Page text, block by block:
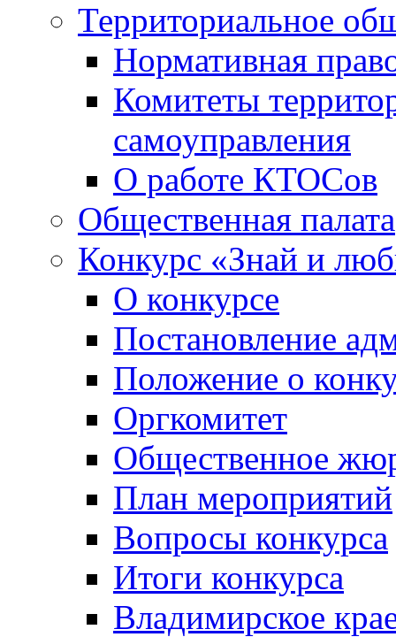
Территориальное
Нормативная
Комитеты
самоуправления
О работе КТОСов
Общественная палата
Конкурс «Знай и
О конкурсе
Постановление
Положение о
Оргкомитет
Общественное
План мероприятий
Вопросы конкурса
Итоги конкурса
Владимирское